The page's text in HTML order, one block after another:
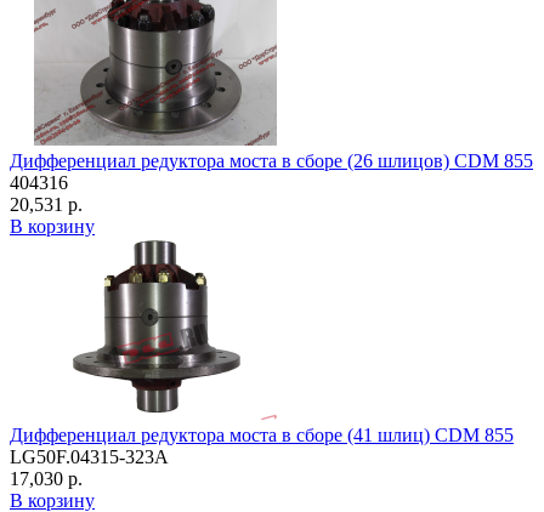
Дифференциал редуктора моста в сборе (26 шлицов) CDM 855
404316
20,531 р.
В корзину
Дифференциал редуктора моста в сборе (41 шлиц) CDM 855
LG50F.04315-323A
17,030 р.
В корзину